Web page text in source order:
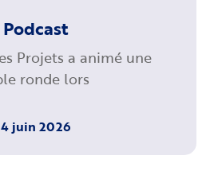
Podcast
Projets a animé une
ronde lors
4 juin 2026